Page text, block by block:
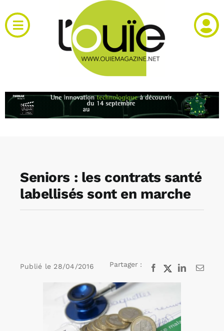
au
contenu
Toggle
Navigation
RH et emploi
Agenda
Annonces emploi
Seniors : les contrats santé
labellisés sont en marche
Publié le 28/04/2016 Partager : Facebook
X LinkedInEmail